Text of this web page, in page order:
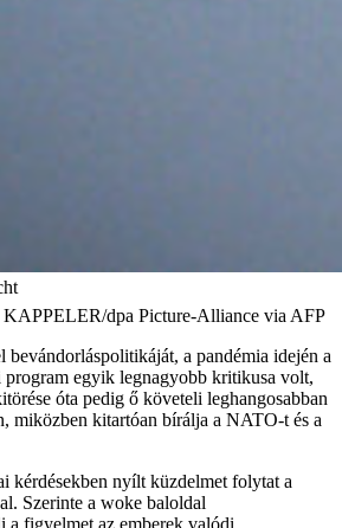
dpa Picture-Alliance via AFP
a pandémia idején a
program egyik legnagyobb kritikusa volt,
óta pedig ő követeli leghangosabban
miközben kitartóan bírálja a NATO-t és a
kérdésekben nyílt küzdelmet folytat a
Szerinte a woke baloldal
a figyelmet az emberek valódi